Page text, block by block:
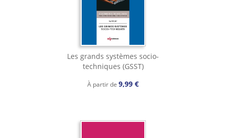
Les grands systèmes socio-
techniques (GSST)
À partir de 9,99 €